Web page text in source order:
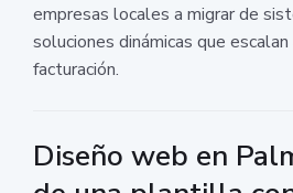
empresas locales a migrar de
soluciones dinámicas que
facturación.
Diseño web en